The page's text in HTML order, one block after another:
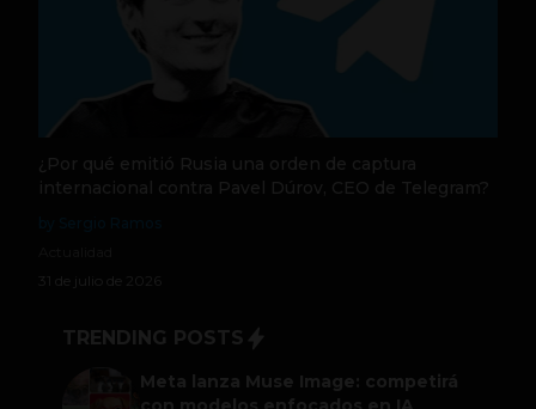
¿Por qué emitió Rusia una orden de captura
internacional contra Pavel Dúrov, CEO de Telegram?
31 de julio de 2026
TRENDING POSTS
Meta lanza Muse Image: competirá